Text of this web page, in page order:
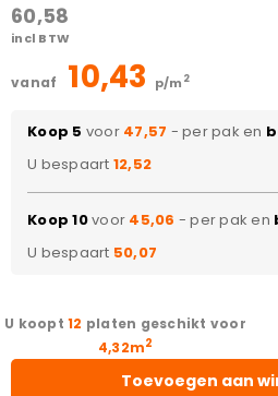
60,58
incl BTW
vanaf 10,43 p/m 2
Koop 5 voor 47,57 - per pak en
U bespaart 12,52
Koop 10voor 45,06 - per pak en
U bespaart 50,07
Toevoegen aan
12 platen geschikt voor
4,32m2